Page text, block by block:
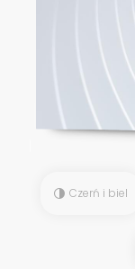
Czerń i biel